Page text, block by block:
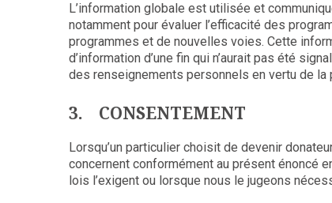
L’information globale est utilisée et
notamment pour évaluer l’efficacité des
programmes et de nouvelles voies. Cette
d’information d’une fin qui n’aurait pas été
des renseignements personnels en vertu de la
3. CONSENTEMENT
Lorsqu’un particulier choisit de devenir
concernent conformément au présent énoncé
lois l’exigent ou lorsque nous le jugeons